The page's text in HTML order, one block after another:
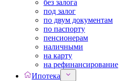
без залога
под залог
по двум документам
по паспорту
пенсионерам
наличными
на карту
на рефинансирование
Ипотека